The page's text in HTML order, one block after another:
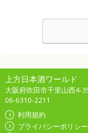
上方日本酒ワールド
大阪府吹田市千里山西4-
06-6310-2211
利用規約
プライバシーポリシー